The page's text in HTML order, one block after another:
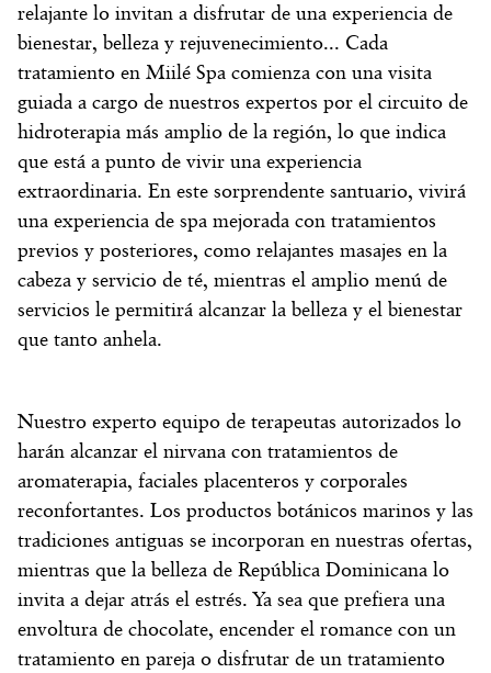
relajante lo invitan a disfrutar de una experiencia de
bienestar, belleza y rejuvenecimiento... Cada
tratamiento en Miilé Spa comienza con una visita
guiada a cargo de nuestros expertos por el circuito de
hidroterapia más amplio de la región, lo que indica
que está a punto de vivir una experiencia
extraordinaria. En este sorprendente santuario, vivirá
una experiencia de spa mejorada con tratamientos
previos y posteriores, como relajantes masajes en la
cabeza y servicio de té, mientras el amplio menú de
servicios le permitirá alcanzar la belleza y el bienestar
que tanto anhela.
Nuestro experto equipo de terapeutas autorizados lo
harán alcanzar el nirvana con tratamientos de
aromaterapia, faciales placenteros y corporales
reconfortantes. Los productos botánicos marinos y las
tradiciones antiguas se incorporan en nuestras ofertas,
mientras que la belleza de República Dominicana lo
invita a dejar atrás el estrés. Ya sea que prefiera una
envoltura de chocolate, encender el romance con un
tratamiento en pareja o disfrutar de un tratamiento